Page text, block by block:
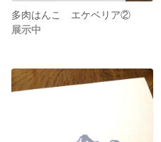
多肉はんこ エケベリア②
展示中